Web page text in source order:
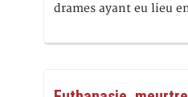
drames ayant eu lieu